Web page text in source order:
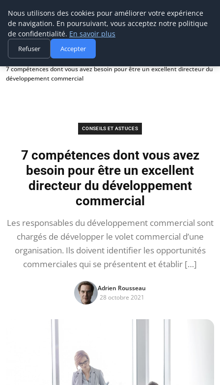
Prospection Pro
Accueil
Conseils et astuces
7 compétences dont vous avez besoin pour être un excellent directeur du
développement commercial
CONSEILS ET ASTUCES
7 compétences dont vous avez
besoin pour être un excellent
directeur du développement
commercial
Les responsables du développement commercial sont
chargés de développer le volet commercial d’une
organisation. Ils doivent identifier les opportunités
commerciales qui se présentent et établir […]
Adrien Rousseau
28 octobre 2021
Nous utilisons des cookies pour améliorer votre expérience
de navigation. En poursuivant, vous acceptez notre politique
de confidentialité. En savoir plus
Refuser Accepter